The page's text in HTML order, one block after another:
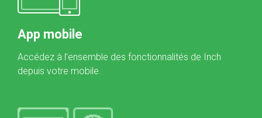
App mobile
Accédez à l’ensemble des fonctionnalités de Inch
depuis votre mobile.